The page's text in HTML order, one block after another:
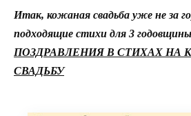
Итак, кожаная свадьба уже не за
подходящие стихи для 3
ПОЗДРАВЛЕНИЯ В СТИХАХ НА
СВАДЬБУ